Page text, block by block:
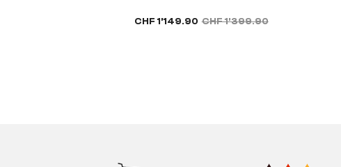
CHF 1’149.90 CHF 1’399.90